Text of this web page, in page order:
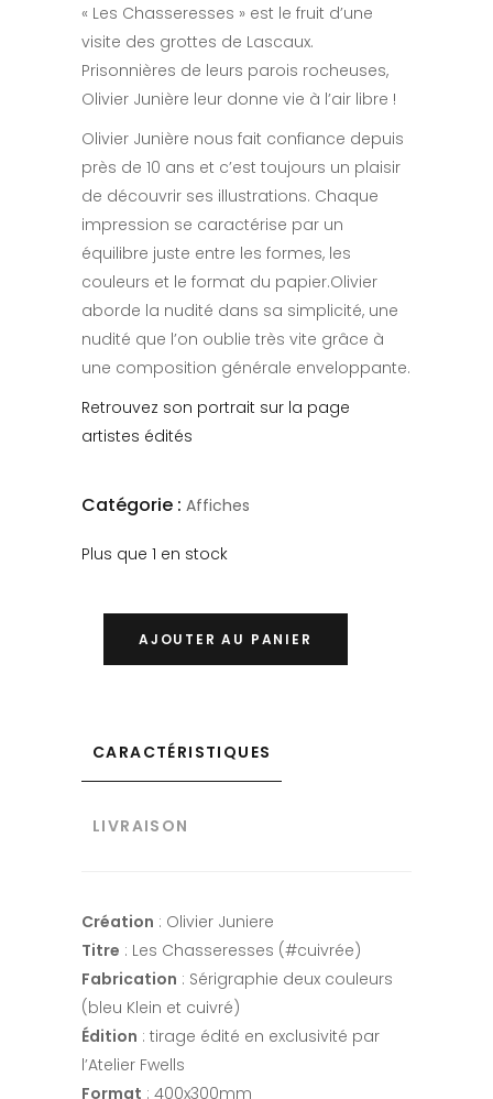
« Les Chasseresses » est le fruit d’une
visite des grottes de Lascaux.
Prisonnières de leurs parois rocheuses,
Olivier Junière leur donne vie à l’air libre !
Olivier Junière nous fait confiance depuis
près de 10 ans et c’est toujours un plaisir
de découvrir ses illustrations. Chaque
impression se caractérise par un
équilibre juste entre les formes, les
couleurs et le format du papier.Olivier
aborde la nudité dans sa simplicité, une
nudité que l’on oublie très vite grâce à
une composition générale enveloppante.
Retrouvez son portrait sur la page
artistes édités
Catégorie : Affiches
Plus que 1 en stock
AJOUTER AU PANIER
CARACTÉRISTIQUES
LIVRAISON
Création : Olivier Juniere
Titre : Les Chasseresses (#cuivrée)
Fabrication : Sérigraphie deux couleurs
(bleu Klein et cuivré)
Édition : tirage édité en exclusivité par
l’Atelier Fwells
Format : 400x300mm